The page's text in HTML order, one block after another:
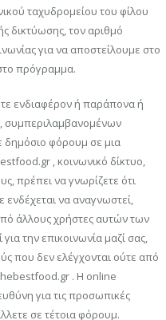
ταχυδρομείου του φίλου
δικτύωσης, τον αριθμό
για να αποστείλουμε στο
πρόγραμμα.
ενδιαφέρον ή παράπονα ή
συμπεριλαμβανομένων
δημόσιο φόρουμ σε μια
, κοινωνικό δίκτυο,
πρέπει να γνωρίζετε ότι
να αναγνωστεί,
άλλους χρήστες αυτών των
την επικοινωνία μαζί σας,
που δεν ελέγχονται ούτε από
. Η online
για τις προσωπικές
σε τέτοια φόρουμ.